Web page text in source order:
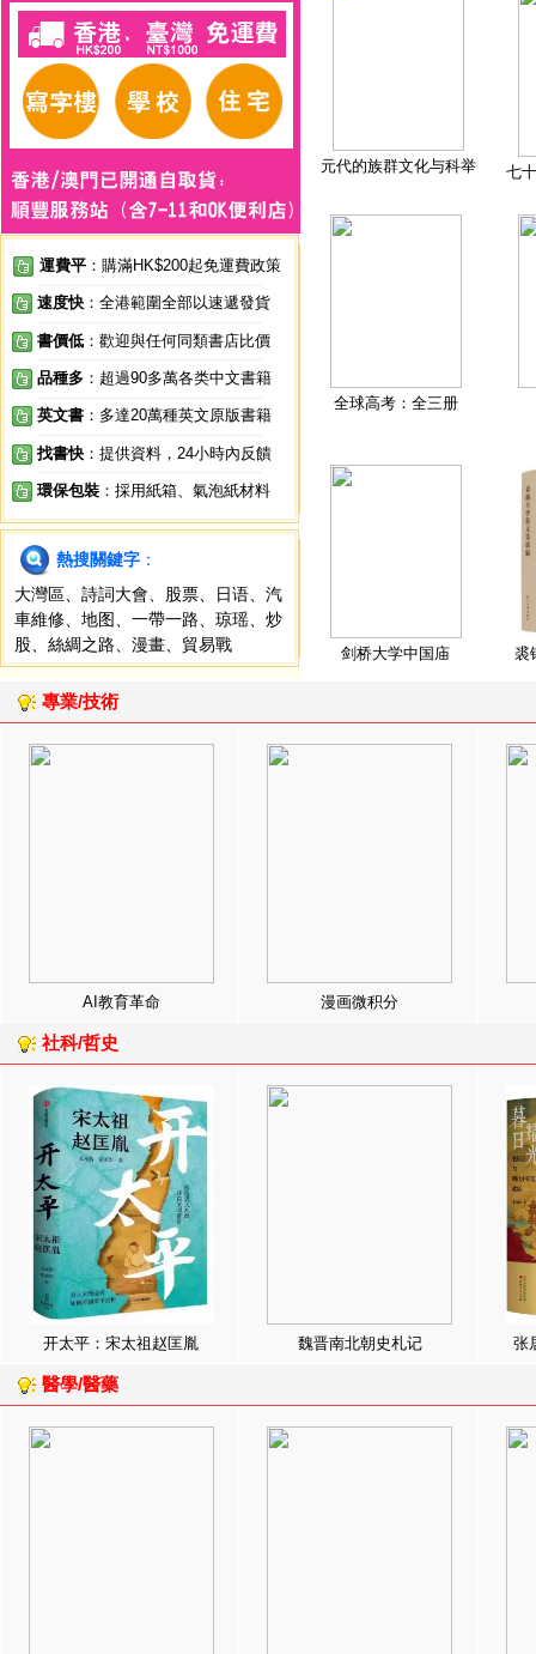
運費平 ：購滿HK$200起免運費政策
速度快 ：全港範圍全部以速遞發貨
書價低 ：歡迎與任何同類書店比價
品種多 ：超過90多萬各类中文書籍
英文書 ：多達20萬種英文原版書籍
找書快 ：提供資料，24小時內反饋
環保包裝 ：採用紙箱、氣泡紙材料
熱搜關鍵字 ：
大灣區
詩詞大會 股票 日语
汽
車維修
地图 一帶一路 琼瑶
炒
股
絲綢之路 漫畫 貿易戰
元代的族群文化与科举 七
全球高考：全三册
剑桥大学中国庙 裘
專業/技術
AI教育革命 漫画微积分
社科/哲史
开太平：宋太祖赵匡胤 魏晋南北朝史札记 张
醫學/醫藥